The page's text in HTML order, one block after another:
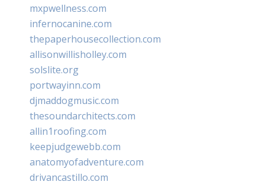
mxpwellness.com
infernocanine.com
thepaperhousecollection.com
allisonwillisholley.com
solslite.org
portwayinn.com
djmaddogmusic.com
thesoundarchitects.com
allin1roofing.com
keepjudgewebb.com
anatomyofadventure.com
drivancastillo.com